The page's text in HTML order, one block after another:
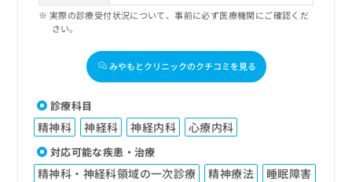
実際の診療受付状況について、事前に必ず医療機関にご確認くだ
さい。
みやもとクリニックのクチコミを見る
診療科目
精神科 神経科 神経内科 心療内科
対応可能な疾患・治療
精神科・神経科領域の一次診療 精神療法
睡眠障害